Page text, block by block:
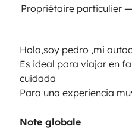
Propriétaire particulier
Hola,soy pedro ,mi
Es ideal para viajar en
cuidada
Para una experiencia
Note globale